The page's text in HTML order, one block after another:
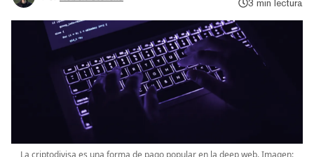
3 min lectura
La criptodivisa es una forma de pago popular en la deep web. Imagen: